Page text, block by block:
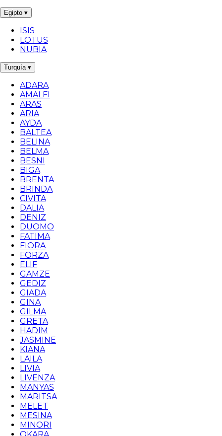
Egipto ▾
ISIS
LOTUS
NUBIA
Turquía ▾
ADARA
AMALFI
ARAS
ARIA
AYDA
BALTEA
BELINA
BELMA
BESNI
BIGA
BRENTA
BRINDA
CIVITA
DALIA
DENIZ
DUOMO
FATIMA
FIORA
FORZA
ELIF
GAMZE
GEDIZ
GIADA
GINA
GILMA
GRETA
HADIM
JASMINE
KIANA
LAILA
LIVIA
LIVENZA
MANYAS
MARITSA
MELET
MESINA
MINORI